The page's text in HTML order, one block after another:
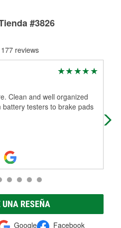
#3826
reviews
Clean and well organized
testers to brake pads
UNA RESEÑA
Google Facebook